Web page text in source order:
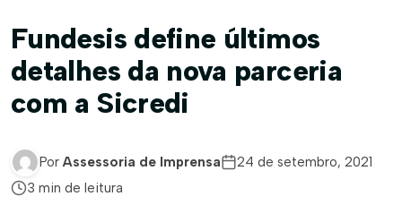
Fundesis define últimos
detalhes da nova parceria
com a Sicredi
Por Assessoria de Imprensa
24 de setembro, 2021
3 min de leitura